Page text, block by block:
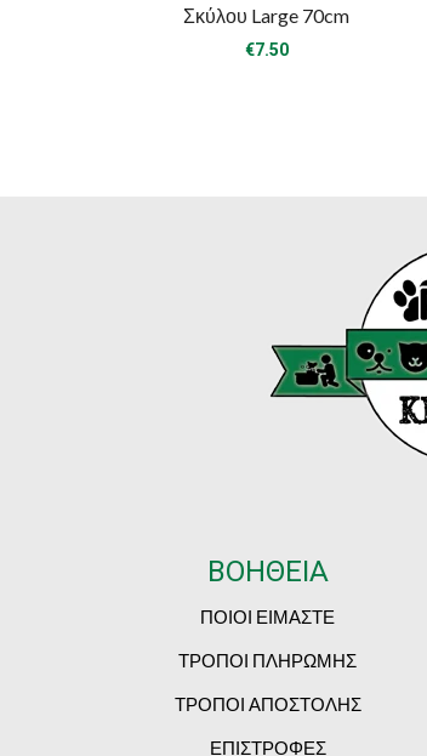
Σκύλου Large 70cm
€7.50
ΒΟΗΘΕΙΑ
ΠΟΙΟΙ ΕΙΜΑΣΤΕ
ΤΡΟΠΟΙ ΠΛΗΡΩΜΗΣ
ΤΡΟΠΟΙ ΑΠΟΣΤΟΛΗΣ
ΕΠΙΣΤΡΟΦΕΣ